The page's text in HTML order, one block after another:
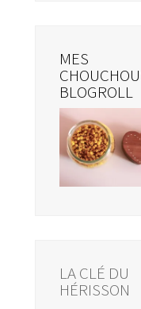
MES
BLOGROLL
LA CLÉ DU
HÉRISSON